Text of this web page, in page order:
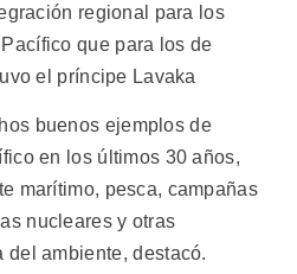
regional para los
que para los de
el príncipe Lavaka
buenos ejemplos de
en los últimos 30 años,
marítimo, pesca, campañas
nucleares y otras
ambiente, destacó.